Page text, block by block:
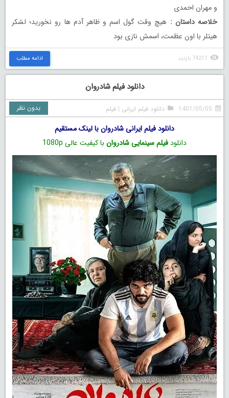
و مهران احمدی
خلاصه داستان : هیچ وقت گول اسم و ظاهر آدم ها رو نخورید؛ لشکر
هیتلر با اون عظمت، اسمش نازی بود
74211 بازدید ادامه مطلب
دانلود فیلم شادروان
1401/05/05 دانلود فیلم ایرانی |فیلم بدون نظر
دانلود فیلم ایرانی شادروان با لینک مستقیم
دانلودفیلم سینمایی شادروان با کیفیت عالی 1080p